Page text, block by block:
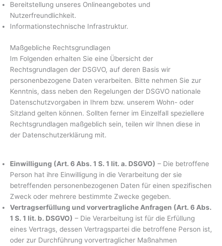
Bereitstellung unseres Onlineangebotes und
Nutzerfreundlichkeit.
Informationstechnische Infrastruktur.
Maßgebliche Rechtsgrundlagen
Im Folgenden erhalten Sie eine Übersicht der
Rechtsgrundlagen der DSGVO, auf deren Basis wir
personenbezogene Daten verarbeiten. Bitte nehmen Sie zur
Kenntnis, dass neben den Regelungen der DSGVO nationale
Datenschutzvorgaben in Ihrem bzw. unserem Wohn- oder
Sitzland gelten können. Sollten ferner im Einzelfall speziellere
Rechtsgrundlagen maßgeblich sein, teilen wir Ihnen diese in
der Datenschutzerklärung mit.
Einwilligung (Art. 6 Abs. 1 S. 1 lit. a. DSGVO) – Die betroffene
Person hat ihre Einwilligung in die Verarbeitung der sie
betreffenden personenbezogenen Daten für einen spezifischen
Zweck oder mehrere bestimmte Zwecke gegeben.
Vertragserfüllung und vorvertragliche Anfragen (Art. 6 Abs.
1 S. 1 lit. b. DSGVO) – Die Verarbeitung ist für die Erfüllung
eines Vertrags, dessen Vertragspartei die betroffene Person ist,
oder zur Durchführung vorvertraglicher Maßnahmen